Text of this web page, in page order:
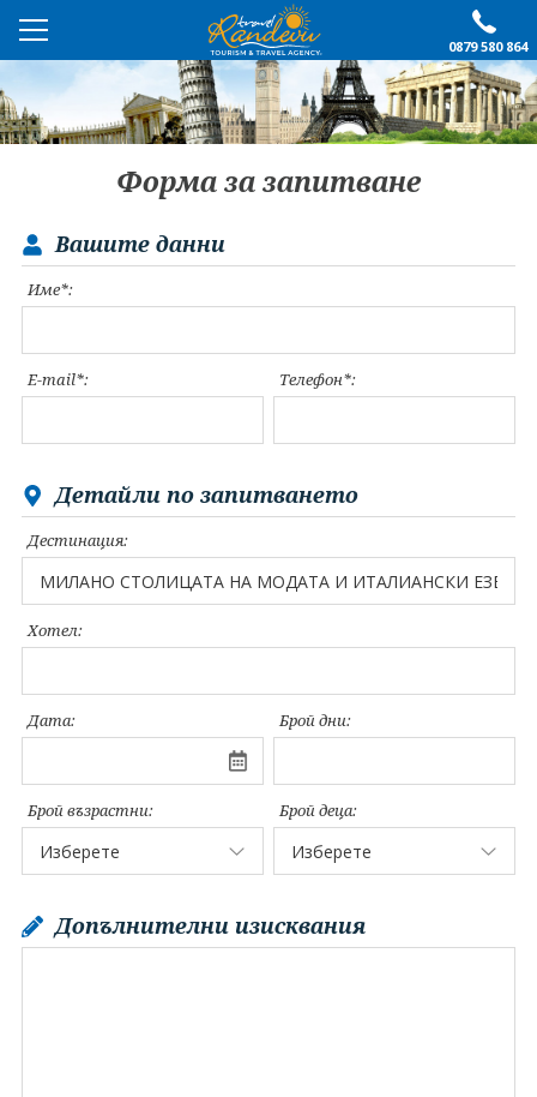
0879 580 864
ПРЕПОРЪЧАНО
ЕКСКУРЗИИ
ПОЧИВКИ
ОЩЕ
Контакти
Условия за записване
Политика за лични
Документи
Форма за запитване
Вашите данни
Име*:
E-mail*: Телефон*:
Детайли по запитването
Дестинация:
Хотел:
Дата: Брой дни:
Брой възрастни: Брой деца:
Допълнителни изисквания